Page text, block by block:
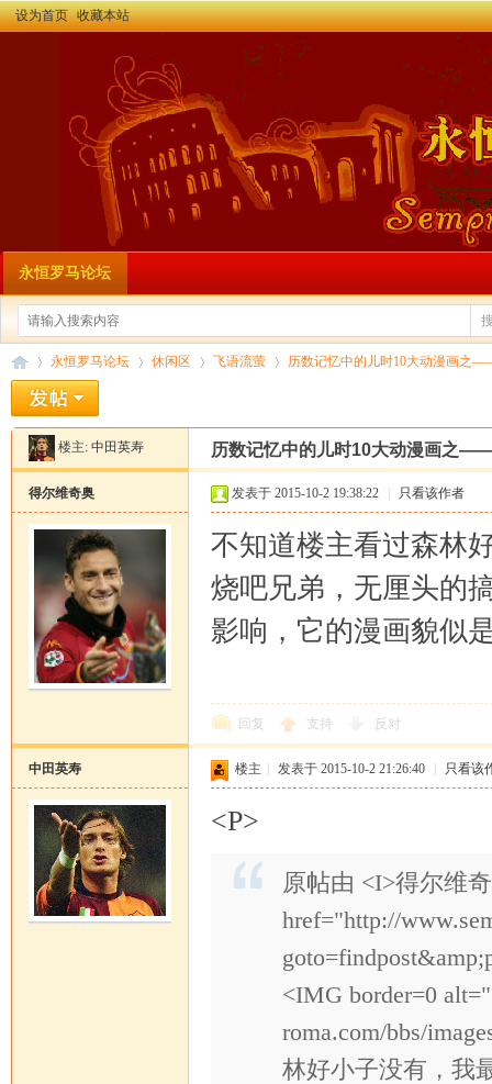
设为首页 收藏本站
永恒罗马论坛
»
永恒罗马论坛
›
休闲区 飞语流萤
›
历数记忆中的儿时10大动漫画之
楼主: 中田英寿 历数记忆中的儿时10大动漫画之
得尔维奇奥 发表于 2015-10-2 19:38:22 只看该作者
不知道楼主看过森林
烧吧兄弟，无厘头的
影响，它的漫画貌似
回复 支持 反对
中田英寿 楼主 发表于 2015-10-2 21:26:40 只看该
<P>
原帖由 <I>得尔维
href="http://
<IMG border=0
roma.com/bbs/
林好小子没有，我